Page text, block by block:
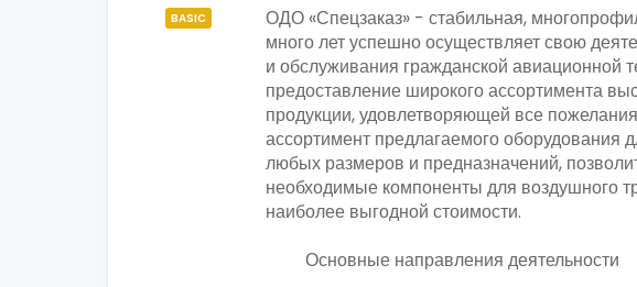
BASIC
ОДО «Спецзаказ» - стабильная,
много лет успешно осуществляет свою
и обслуживания гражданской авиационной
предоставление широкого ассортимента
продукции, удовлетворяющей все
ассортимент предлагаемого оборудования
любых размеров и предназначений,
необходимые компоненты для воздушного
наиболее выгодной стоимости.
Основные направления деятельности